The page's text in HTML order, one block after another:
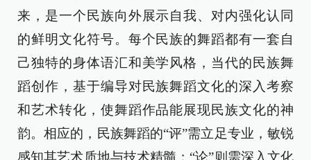
来，是一个民族向外展示自我、对内强化认同
的鲜明文化符号。每个民族的舞蹈都有一套自
己独特的身体语汇和美学风格，当代的民族舞
蹈创作，基于编导对民族舞蹈文化的深入考察
和艺术转化，使舞蹈作品能展现民族文化的神
韵。相应的，民族舞蹈的“评”需立足专业，敏锐
感知其艺术质地与技术精髓；“论”则需深入文化